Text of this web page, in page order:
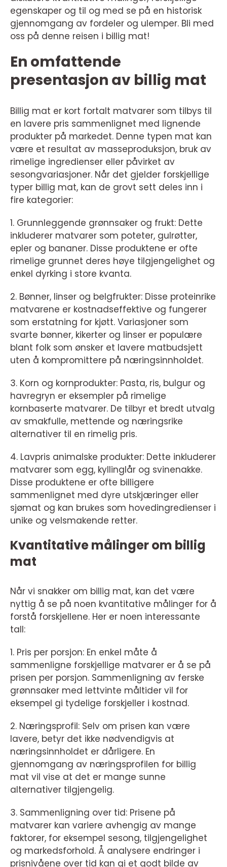
egenskaper og til og med se på en historisk
gjennomgang av fordeler og ulemper. Bli med
oss på denne reisen i billig mat!
En omfattende
presentasjon av billig mat
Billig mat er kort fortalt matvarer som tilbys til
en lavere pris sammenlignet med lignende
produkter på markedet. Denne typen mat kan
være et resultat av masseproduksjon, bruk av
rimelige ingredienser eller påvirket av
sesongvariasjoner. Når det gjelder forskjellige
typer billig mat, kan de grovt sett deles inn i
fire kategorier:
1. Grunnleggende grønnsaker og frukt: Dette
inkluderer matvarer som poteter, gulrøtter,
epler og bananer. Disse produktene er ofte
rimelige grunnet deres høye tilgjengelighet og
enkel dyrking i store kvanta.
2. Bønner, linser og belgfrukter: Disse proteinrike
matvarene er kostnadseffektive og fungerer
som erstatning for kjøtt. Variasjoner som
svarte bønner, kikerter og linser er populære
blant folk som ønsker et lavere matbudsjett
uten å kompromittere på næringsinnholdet.
3. Korn og kornprodukter: Pasta, ris, bulgur og
havregryn er eksempler på rimelige
kornbaserte matvarer. De tilbyr et bredt utvalg
av smakfulle, mettende og næringsrike
alternativer til en rimelig pris.
4. Lavpris animalske produkter: Dette inkluderer
matvarer som egg, kyllinglår og svinenakke.
Disse produktene er ofte billigere
sammenlignet med dyre utskjæringer eller
sjømat og kan brukes som hovedingredienser i
unike og velsmakende retter.
Kvantitative målinger om billig
mat
Når vi snakker om billig mat, kan det være
nyttig å se på noen kvantitative målinger for å
forstå forskjellene. Her er noen interessante
tall:
1. Pris per porsjon: En enkel måte å
sammenligne forskjellige matvarer er å se på
prisen per porsjon. Sammenligning av ferske
grønnsaker med lettvinte måltider vil for
eksempel gi tydelige forskjeller i kostnad.
2. Næringsprofil: Selv om prisen kan være
lavere, betyr det ikke nødvendigvis at
næringsinnholdet er dårligere. En
gjennomgang av næringsprofilen for billig
mat vil vise at det er mange sunne
alternativer tilgjengelig.
3. Sammenligning over tid: Prisene på
matvarer kan variere avhengig av mange
faktorer, for eksempel sesong, tilgjengelighet
og markedsforhold. Å analysere endringer i
prisnivåene over tid kan gi et godt bilde av